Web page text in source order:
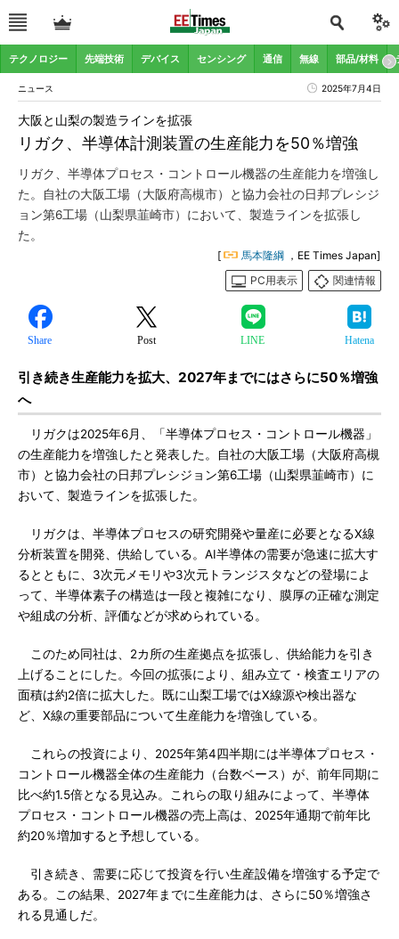
テクノロジー 先端技術 デバイス センシング 通信 無線 部品/材料
ニュース 2025年7月4日
リガク、半導体計測装置の生産能力を50％増強
大阪と山梨の製造ラインを拡張
リガク、半導体プロセス・コントロール機器の生産能力を増強し
た。自社の大阪工場（大阪府高槻市）と協力会社の日邦プレシジ
ョン第6工場（山梨県韮崎市）において、製造ラインを拡張し
た。
[ 馬本隆綱 ，EE Times Japan]
PC用表示
関連情報
Share Post LINE Hatena
引き続き生産能力を拡大、2027年までにはさらに50％増強
へ
リガクは2025年6月、「半導体プロセス・コントロール機器」
の生産能力を増強したと発表した。自社の大阪工場（大阪府高槻
市）と協力会社の日邦プレシジョン第6工場（山梨県韮崎市）に
おいて、製造ラインを拡張した。
リガクは、半導体プロセスの研究開発や量産に必要となるX線
分析装置を開発、供給している。AI半導体の需要が急速に拡大す
るとともに、3次元メモリや3次元トランジスタなどの登場によ
って、半導体素子の構造は一段と複雑になり、膜厚の正確な測定
や組成の分析、評価などが求められている。
このため同社は、2カ所の生産拠点を拡張し、供給能力を引き
上げることにした。今回の拡張により、組み立て・検査エリアの
面積は約2倍に拡大した。既に山梨工場ではX線源や検出器な
ど、X線の重要部品について生産能力を増強している。
これらの投資により、2025年第4四半期には半導体プロセス・
コントロール機器全体の生産能力（台数ベース）が、前年同期に
比べ約1.5倍となる見込み。これらの取り組みによって、半導体
プロセス・コントロール機器の売上高は、2025年通期で前年比
約20％増加すると予想している。
引き続き、需要に応じて投資を行い生産設備を増強する予定で
ある。この結果、2027年までに生産能力は、さらに50％増強さ
れる見通しだ。